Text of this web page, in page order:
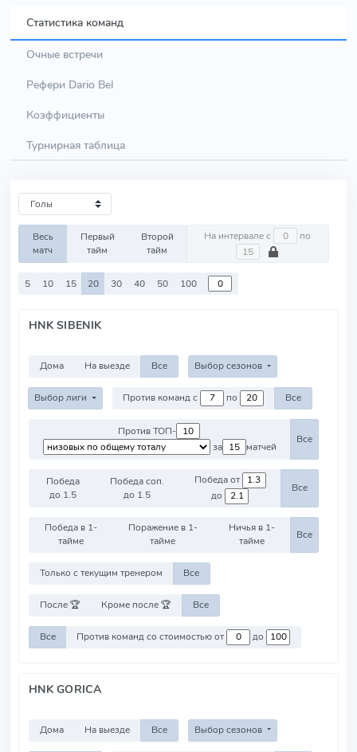
Статистика команд
Очные встречи
Рефери Dario Bel
Коэффициенты
Турнирная таблица
Весь
матч
Первый
тайм
Второй
тайм
На интервале с по
5 10 15 20 30 40 50 100
HNK SIBENIK
Дома На выезде Все Выбор сезонов
Выбор лиги Против команд с по Все
Против ТОП-
за
матчей
Все
Победа
до 1.5
Победа соп.
до 1.5
Победа от
до
Все
Победа в 1-
тайме
Поражение в 1-
тайме
Ничья в 1-
тайме
Все
Только с текущим тренером Все
После 🏆 Кроме после 🏆 Все
Все Против команд со стоимостью от до
HNK GORICA
Дома На выезде Все Выбор сезонов